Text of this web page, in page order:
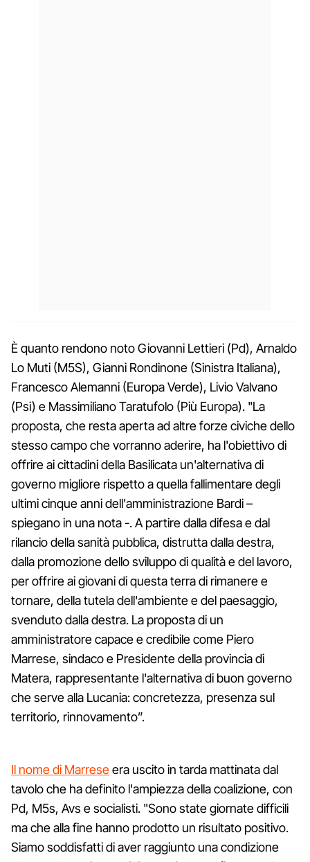
È quanto rendono noto Giovanni Lettieri (Pd), Arnaldo
Lo Muti (M5S), Gianni Rondinone (Sinistra Italiana),
Francesco Alemanni (Europa Verde), Livio Valvano
(Psi) e Massimiliano Taratufolo (Più Europa). "La
proposta, che resta aperta ad altre forze civiche dello
stesso campo che vorranno aderire, ha l'obiettivo di
offrire ai cittadini della Basilicata un'alternativa di
governo migliore rispetto a quella fallimentare degli
ultimi cinque anni dell'amministrazione Bardi –
spiegano in una nota -. A partire dalla difesa e dal
rilancio della sanità pubblica, distrutta dalla destra,
dalla promozione dello sviluppo di qualità e del lavoro,
per offrire ai giovani di questa terra di rimanere e
tornare, della tutela dell'ambiente e del paesaggio,
svenduto dalla destra. La proposta di un
amministratore capace e credibile come Piero
Marrese, sindaco e Presidente della provincia di
Matera, rappresentante l'alternativa di buon governo
che serve alla Lucania: concretezza, presenza sul
territorio, rinnovamento”.
Il nome di Marreseera uscito in tarda mattinata dal
tavolo che ha definito l'ampiezza della coalizione, con
Pd, M5s, Avs e socialisti. "Sono state giornate difficili
ma che alla fine hanno prodotto un risultato positivo.
Siamo soddisfatti di aver raggiunto una condizione